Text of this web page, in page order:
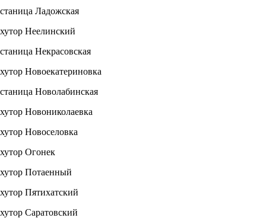
станица Ладожская
хутор Неелинский
станица Некрасовская
хутор Новоекатериновка
станица Новолабинская
хутор Новониколаевка
хутор Новоселовка
хутор Огонек
хутор Потаенный
хутор Пятихатский
хутор Саратовский